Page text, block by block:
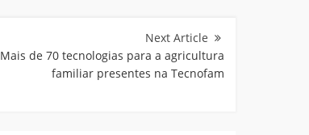
Mais de 70 tecnologias para a agricultura
familiar presentes na Tecnofam